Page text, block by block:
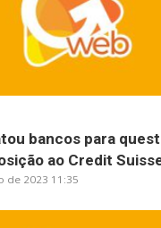
bancos para
ao Credit
de 2023 11:35